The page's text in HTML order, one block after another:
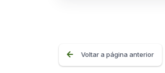
Voltar a página anterior